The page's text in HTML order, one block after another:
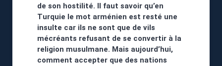
de son hostilité. Il faut savoir qu’en
Turquie le mot arménien est resté une
insulte car ils ne sont que de vils
mécréants refusant de se convertir à la
religion musulmane. Mais aujourd’hui,
comment accepter que des nations